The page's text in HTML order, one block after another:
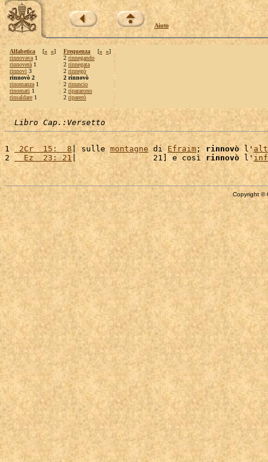
Aiuto
Alfabetica [« »]
rinnovava 1
rinnoverà 1
rinnovi 3
rinnovò 2
rinomanza 1
rinomati 1
rinsaldare 1
Frequenza [« »]
2 rinnegando
2 rinnegata
2 rinnegò
2 rinnovò
2 rinuncio
2 ripararono
2 riparerò
Libro Cap.:Versetto
1 2Cr  15:  8| sulle montagne di Efraim ; rinnovò l'
2
  Ez  23: 21
|                21] e così rinnovò l'
Copyright ©